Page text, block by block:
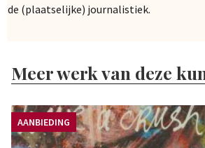
de (plaatselijke) journalistiek.
Meer werk van deze
AANBIEDING